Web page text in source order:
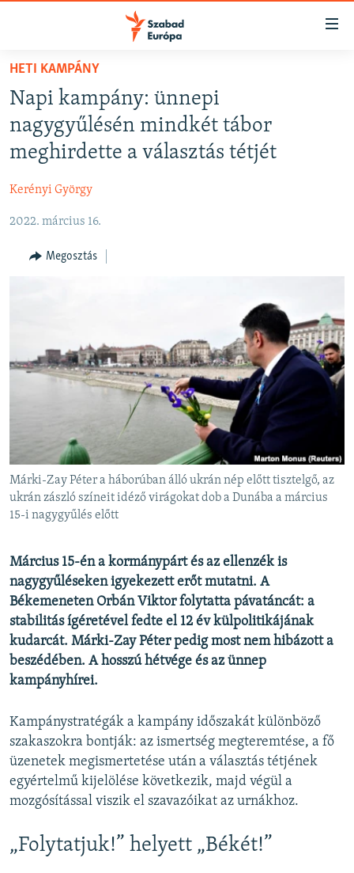
Akadálymentes
Ugrás
fő
oldalra
tartalomjegyzékre
NAPIRENDEN
AKTUÁLIS
PODCASTOK
ELEMZŐ
NER15
SZABADON
A PÉNZ NYOMÁBAN
EURÓPAI UNIÓ
A MÚLT TANULSÁGAI
KÖVESSEN MINKET!
Valamennyi RFE/RL weboldal
HETI KAMPÁNY
Napi kampány: ünnepi
nagygyűlésén mindkét tábor
meghirdette a választás tétjét
Kerényi György
2022. március 16.
Megosztás
Márki-Zay Péter a háborúban álló ukrán nép előtt tisztelgő, az
ukrán zászló színeit idéző virágokat dob a Dunába a március
15-i nagygyűlés előtt
Március 15-én a kormánypárt és az ellenzék is
nagygyűléseken igyekezett erőt mutatni. A
Békemeneten Orbán Viktor folytatta pávatáncát: a
stabilitás ígéretével fedte el 12 év külpolitikájának
kudarcát. Márki-Zay Péter pedig most nem hibázott a
beszédében. A hosszú hétvége és az ünnep
kampányhírei.
Kampánystratégák a kampány időszakát különböző
szakaszokra bontják: az ismertség megteremtése, a fő
üzenetek megismertetése után a választás tétjének
egyértelmű kijelölése következik, majd végül a
mozgósítással viszik el szavazóikat az urnákhoz.
„Folytatjuk!” helyett „Békét!”
FELIRATKOZÁS